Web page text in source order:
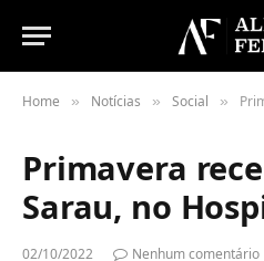
Home » Notícias » Social »
Primavera
Sarau, no
02/10/2022 Nenhum comentário